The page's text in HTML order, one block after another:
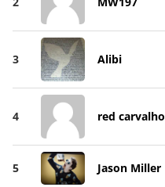
3 Alibi
4 red carvalho
5 Jason Miller